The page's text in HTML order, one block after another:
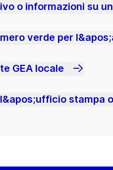
o informazioni su
verde per
GEA locale